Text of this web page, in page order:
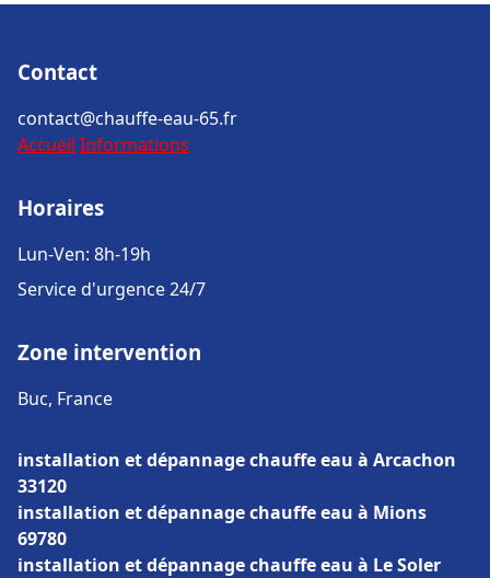
Contact
contact@chauffe-eau-65.fr
Accueil Informations
Horaires
Lun-Ven: 8h-19h
Service d'urgence 24/7
Zone intervention
Buc, France
installation et dépannage chauffe eau à Arcachon
33120
installation et dépannage chauffe eau à Mions
69780
installation et dépannage chauffe eau à Le Soler